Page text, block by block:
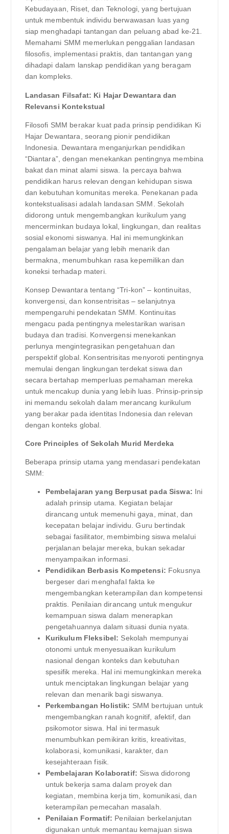
Kebudayaan, Riset, dan Teknologi, yang bertujuan
untuk membentuk individu berwawasan luas yang
siap menghadapi tantangan dan peluang abad ke-21.
Memahami SMM memerlukan penggalian landasan
filosofis, implementasi praktis, dan tantangan yang
dihadapi dalam lanskap pendidikan yang beragam
dan kompleks.
Landasan Filsafat: Ki Hajar Dewantara dan
Relevansi Kontekstual
Filosofi SMM berakar kuat pada prinsip pendidikan Ki
Hajar Dewantara, seorang pionir pendidikan
Indonesia. Dewantara menganjurkan pendidikan
“Diantara”, dengan menekankan pentingnya membina
bakat dan minat alami siswa. Ia percaya bahwa
pendidikan harus relevan dengan kehidupan siswa
dan kebutuhan komunitas mereka. Penekanan pada
kontekstualisasi adalah landasan SMM. Sekolah
didorong untuk mengembangkan kurikulum yang
mencerminkan budaya lokal, lingkungan, dan realitas
sosial ekonomi siswanya. Hal ini memungkinkan
pengalaman belajar yang lebih menarik dan
bermakna, menumbuhkan rasa kepemilikan dan
koneksi terhadap materi.
Konsep Dewantara tentang “Tri-kon” – kontinuitas,
konvergensi, dan konsentrisitas – selanjutnya
mempengaruhi pendekatan SMM. Kontinuitas
mengacu pada pentingnya melestarikan warisan
budaya dan tradisi. Konvergensi menekankan
perlunya mengintegrasikan pengetahuan dan
perspektif global. Konsentrisitas menyoroti pentingnya
memulai dengan lingkungan terdekat siswa dan
secara bertahap memperluas pemahaman mereka
untuk mencakup dunia yang lebih luas. Prinsip-prinsip
ini memandu sekolah dalam merancang kurikulum
yang berakar pada identitas Indonesia dan relevan
dengan konteks global.
Core Principles of Sekolah Murid Merdeka
Beberapa prinsip utama yang mendasari pendekatan
SMM:
Pembelajaran yang Berpusat pada Siswa: Ini
adalah prinsip utama. Kegiatan belajar
dirancang untuk memenuhi gaya, minat, dan
kecepatan belajar individu. Guru bertindak
sebagai fasilitator, membimbing siswa melalui
perjalanan belajar mereka, bukan sekadar
menyampaikan informasi.
Pendidikan Berbasis Kompetensi: Fokusnya
bergeser dari menghafal fakta ke
mengembangkan keterampilan dan kompetensi
praktis. Penilaian dirancang untuk mengukur
kemampuan siswa dalam menerapkan
pengetahuannya dalam situasi dunia nyata.
Kurikulum Fleksibel: Sekolah mempunyai
otonomi untuk menyesuaikan kurikulum
nasional dengan konteks dan kebutuhan
spesifik mereka. Hal ini memungkinkan mereka
untuk menciptakan lingkungan belajar yang
relevan dan menarik bagi siswanya.
Perkembangan Holistik: SMM bertujuan untuk
mengembangkan ranah kognitif, afektif, dan
psikomotor siswa. Hal ini termasuk
menumbuhkan pemikiran kritis, kreativitas,
kolaborasi, komunikasi, karakter, dan
kesejahteraan fisik.
Pembelajaran Kolaboratif: Siswa didorong
untuk bekerja sama dalam proyek dan
kegiatan, membina kerja tim, komunikasi, dan
keterampilan pemecahan masalah.
Penilaian Formatif: Penilaian berkelanjutan
digunakan untuk memantau kemajuan siswa